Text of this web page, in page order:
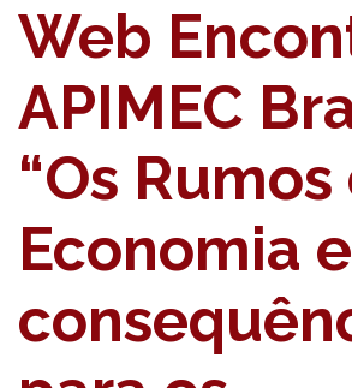
Web
APIMEC
“Os Rumos
Economia